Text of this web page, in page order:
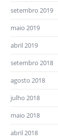
setembro 2019
maio 2019
abril 2019
setembro 2018
agosto 2018
julho 2018
maio 2018
abril 2018